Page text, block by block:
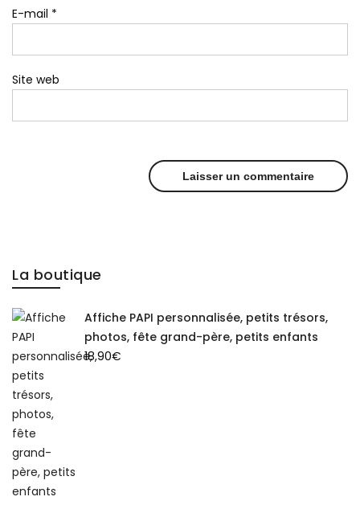
E-mail *
Site web
La boutique
Affiche PAPI personnalisée, petits trésors,
photos, fête grand-père, petits enfants
18,90€